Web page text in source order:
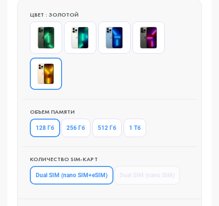
ЦВЕТ : ЗОЛОТОЙ
ОБЪЕМ ПАМЯТИ
128 Гб 256 Гб 512 Гб 1 Тб
КОЛИЧЕСТВО SIM-КАРТ
Dual SIM (nano SIM+eSIM)